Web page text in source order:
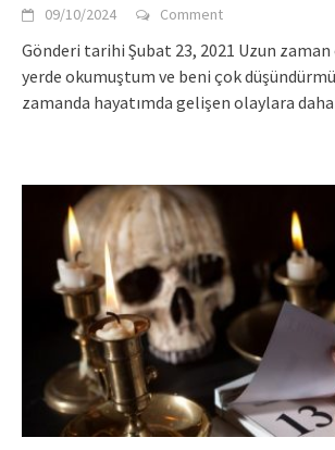
09/10/2024 Comment
Gönderi tarihi Şubat 23, 2021 Uzun zaman
yerde okumuştum ve beni çok
zamanda hayatımda gelişen olaylara daha